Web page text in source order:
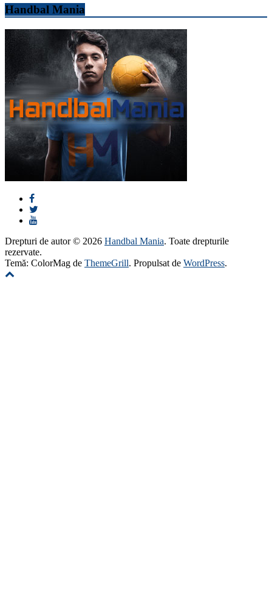
Handbal Mania
Drepturi de autor © 2026 Handbal Mania. Toate drepturile
rezervate.
Temă: ColorMag de ThemeGrill. Propulsat de WordPress.